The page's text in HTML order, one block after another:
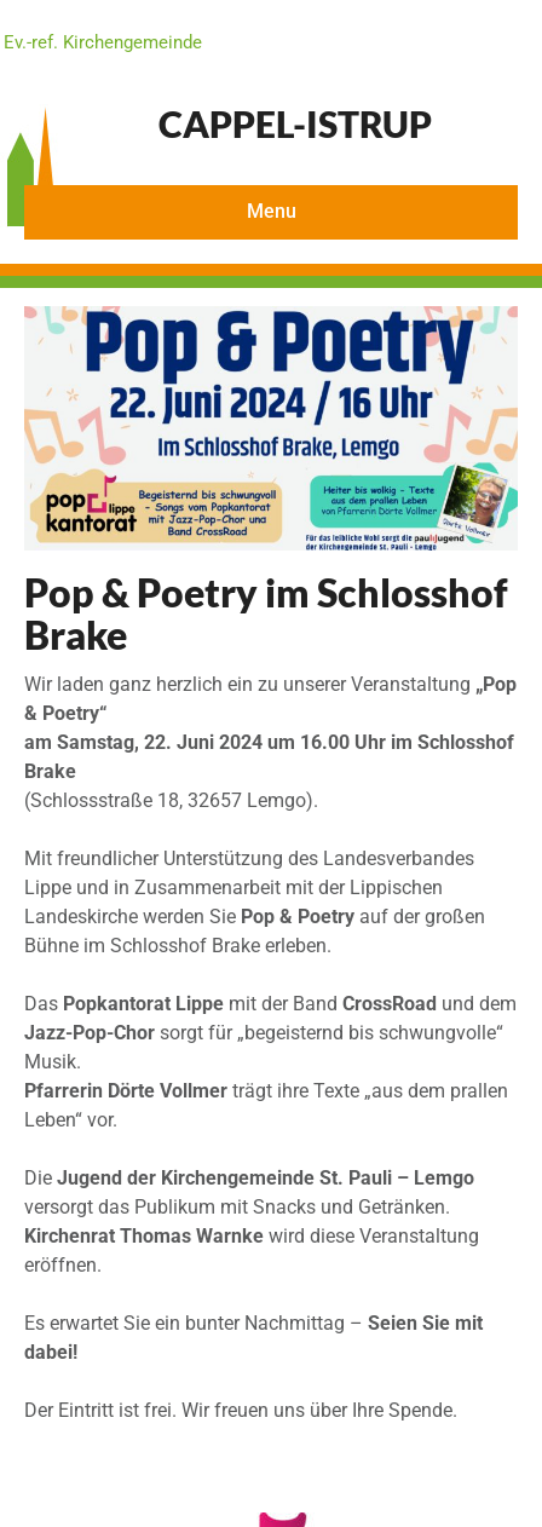
Ev.-ref. Kirchengemeinde
CAPPEL-ISTRUP
Menu
Pop & Poetry im Schlosshof
Brake
Wir laden ganz herzlich ein zu unserer Veranstaltung „Pop
& Poetry“
am Samstag, 22. Juni 2024 um 16.00 Uhr im Schlosshof
Brake
(Schlossstraße 18, 32657 Lemgo).
Mit freundlicher Unterstützung des Landesverbandes
Lippe und in Zusammenarbeit mit der Lippischen
Landeskirche werden Sie Pop & Poetry auf der großen
Bühne im Schlosshof Brake erleben.
Das Popkantorat Lippe mit der Band CrossRoad und dem
Jazz-Pop-Chor sorgt für „begeisternd bis schwungvolle“
Musik.
Pfarrerin Dörte Vollmer trägt ihre Texte „aus dem prallen
Leben“ vor.
Die Jugend der Kirchengemeinde St. Pauli – Lemgo
versorgt das Publikum mit Snacks und Getränken.
Kirchenrat Thomas Warnke wird diese Veranstaltung
eröffnen.
Es erwartet Sie ein bunter Nachmittag – Seien Sie mit
dabei!
Der Eintritt ist frei. Wir freuen uns über Ihre Spende.